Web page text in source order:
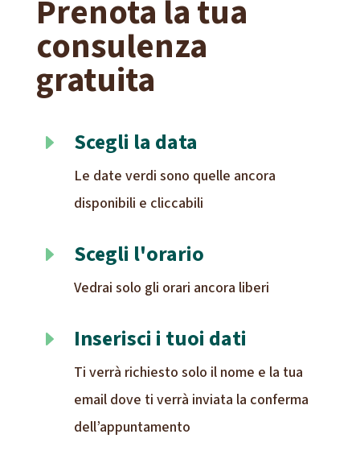
Prenota la tua
consulenza
gratuita
E Scegli la data
Le date verdi sono quelle ancora
disponibili e cliccabili
E Scegli l'orario
Vedrai solo gli orari ancora liberi
E Inserisci i tuoi dati
Ti verrà richiesto solo il nome e la tua
email dove ti verrà inviata la conferma
dell’appuntamento